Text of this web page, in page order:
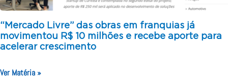
“Mercado Livre” das obras em franquias já
movimentou R$ 10 milhões e recebe aporte para
acelerar crescimento
Ver Matéria »